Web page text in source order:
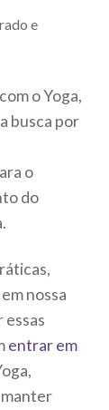
e
o Yoga,
busca por
o
do
nossa
essas
entrar em
manter